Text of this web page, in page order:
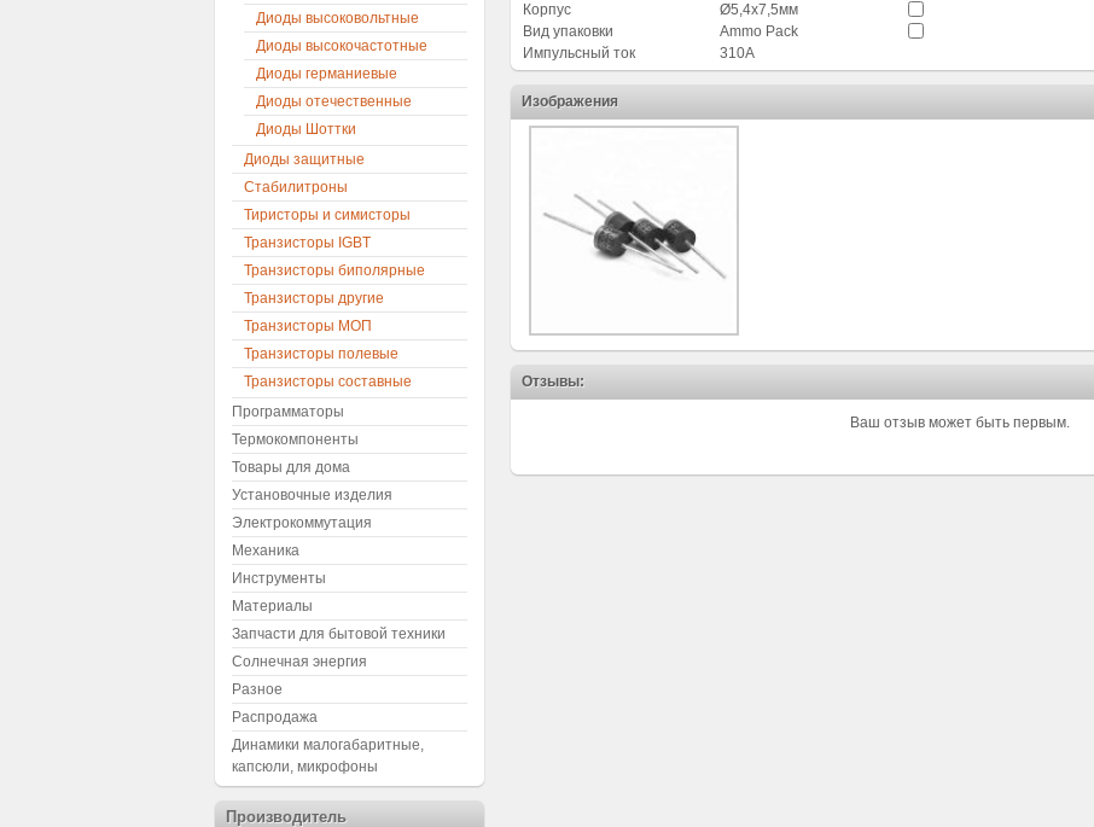
Корпус
Ø5,4x7,5мм
Вид упаковки
Ammo Pack
Импульсный ток
310А
Изображения
Отзывы:
Ваш отзыв может быть первым.
Диоды высоковольтные
Диоды высокочастотные
Диоды германиевые
Диоды отечественные
Диоды Шоттки
Диоды защитные
Стабилитроны
Тиристоры и симисторы
Транзисторы IGBT
Транзисторы биполярные
Транзисторы другие
Транзисторы МОП
Транзисторы полевые
Транзисторы составные
Программаторы
Термокомпоненты
Товары для дома
Установочные изделия
Электрокоммутация
Механика
Инструменты
Материалы
Запчасти для бытовой техники
Солнечная энергия
Разное
Распродажа
Динамики малогабаритные,
капсюли, микрофоны
Производитель